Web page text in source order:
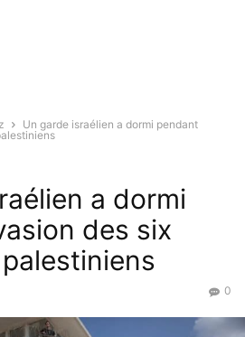
Un garde israélien a dormi pendant
a dormi
des six
0